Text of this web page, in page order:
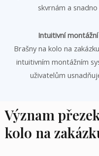
skvrnám a snadno
Intuitivní
Brašny na kolo na
intuitivním montážním
uživatelům
Význam
kolo na